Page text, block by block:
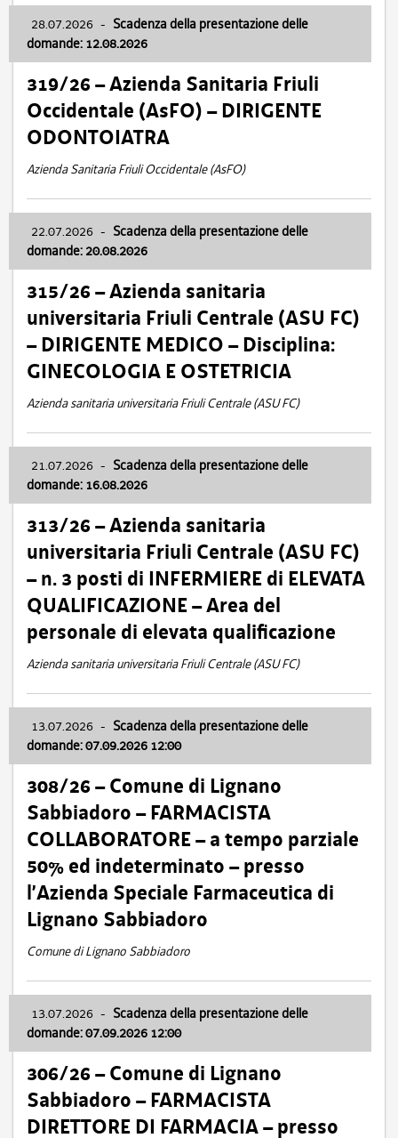
28.07.2026 - Scadenza della presentazione delle
domande: 12.08.2026
319/26 – Azienda Sanitaria Friuli
Occidentale (AsFO) – DIRIGENTE
ODONTOIATRA
Azienda Sanitaria Friuli Occidentale (AsFO)
22.07.2026 - Scadenza della presentazione delle
domande: 20.08.2026
315/26 – Azienda sanitaria
universitaria Friuli Centrale (ASU FC)
– DIRIGENTE MEDICO – Disciplina:
GINECOLOGIA E OSTETRICIA
Azienda sanitaria universitaria Friuli Centrale (ASU FC)
21.07.2026 - Scadenza della presentazione delle
domande: 16.08.2026
313/26 – Azienda sanitaria
universitaria Friuli Centrale (ASU FC)
– n. 3 posti di INFERMIERE di ELEVATA
QUALIFICAZIONE – Area del
personale di elevata qualificazione
Azienda sanitaria universitaria Friuli Centrale (ASU FC)
13.07.2026 - Scadenza della presentazione delle
domande: 07.09.2026 12:00
308/26 – Comune di Lignano
Sabbiadoro – FARMACISTA
COLLABORATORE – a tempo parziale
50% ed indeterminato – presso
l’Azienda Speciale Farmaceutica di
Lignano Sabbiadoro
Comune di Lignano Sabbiadoro
13.07.2026 - Scadenza della presentazione delle
domande: 07.09.2026 12:00
306/26 – Comune di Lignano
Sabbiadoro – FARMACISTA
DIRETTORE DI FARMACIA – presso